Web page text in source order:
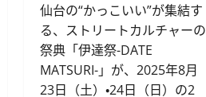
仙台の“かっこいい”が集結す
る、ストリートカルチャーの
祭典「伊達祭-DATE
MATSURI-」が、2025年8月
23日（土）・24日（日）の2